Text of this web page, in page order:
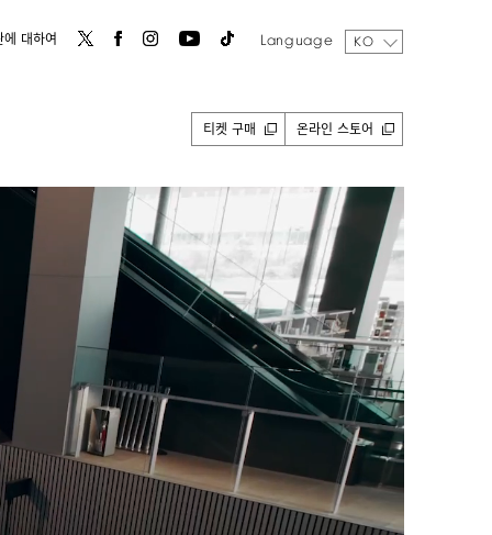
대하여 Language KO
티켓 구매 온라인 스토어